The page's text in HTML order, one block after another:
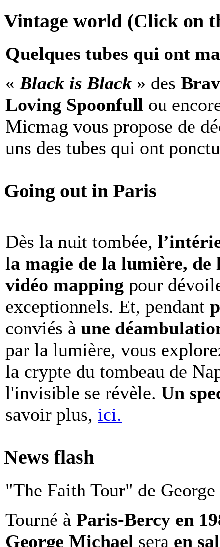
Vintage world (Click on
Quelques tubes qui ont
« Black is Black » des
Loving Spoonfull ou
Micmag vous propose de
uns des tubes qui ont
Going out in Paris
Dès la nuit tombée,
la magie de la lumière,
vidéo mapping pour
exceptionnels. Et, pendant
conviés à une
par la lumière, vous
la crypte du tombeau de
l'invisible se révèle. Un
savoir plus, ici.
News flash
"The Faith Tour" de
Tourné à Paris-Bercy en
George Michael sera en